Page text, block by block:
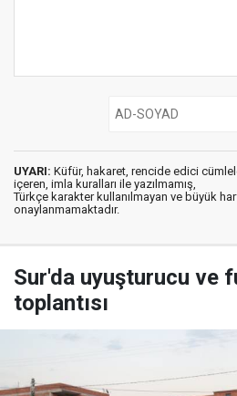
UYARI: Küfür, hakaret, rencide edici
içeren, imla kuralları ile yazılmamış,
Türkçe karakter kullanılmayan ve büyük
onaylanmamaktadır.
Sur'da uyuşturucu ve
toplantısı